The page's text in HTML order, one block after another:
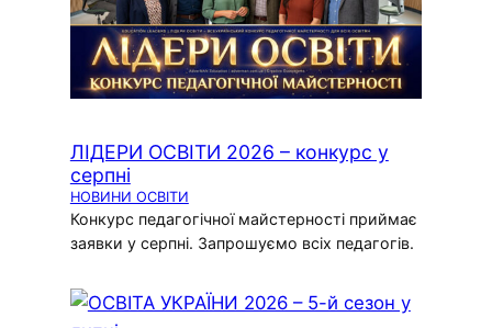
ЛІДЕРИ ОСВІТИ 2026 – конкурс у
серпні
НОВИНИ ОСВІТИ
Конкурс педагогічної майстерності приймає
заявки у серпні. Запрошуємо всіх педагогів.